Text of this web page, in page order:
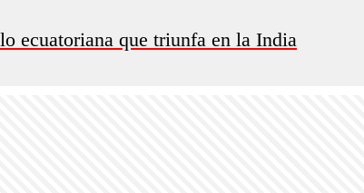
ecuatoriana que triunfa en la India